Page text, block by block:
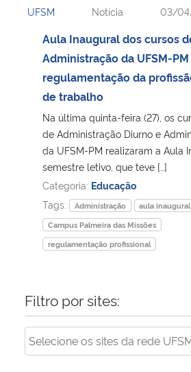
Ministério da Cidadania
Ministério de Minas e Energia
Ministério da Ciência, Tecnologia, Inovações e
Ministério do Meio Ambiente
Ministério do Turismo
Ministério do Desenvolvimento Regional
Ministério da Mulher, da Família e dos Direitos
Secretaria-Geral
UFSM Notícia 03/
Aula Inaugural dos cursos
Administração da UFSM-
regulamentação da
de trabalho
Na última quinta-feira (27), os
de Administração Diurno e
da UFSM-PM realizaram a Aula
semestre letivo, que teve […]
Categoria: Educação
Tags:
Administração
aula inaugural
Campus Palmeira das Missões
regulamentação profissional
Filtro por sites: